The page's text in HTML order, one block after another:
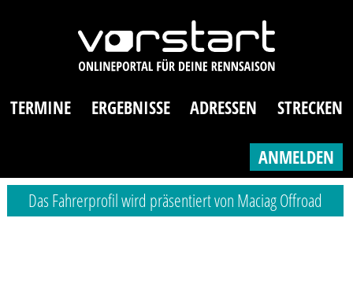
TERMINE ERGEBNISSE ADRESSEN STRECKEN
ANMELDEN
Das Fahrerprofil wird präsentiert von Maciag Offroad